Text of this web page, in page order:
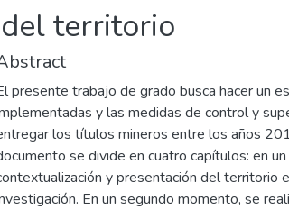
territorio
presente trabajo de grado busca hacer un
y las medidas de control y
los títulos mineros entre los años
se divide en cuatro capítulos: en
y presentación del territorio
En un segundo momento, se